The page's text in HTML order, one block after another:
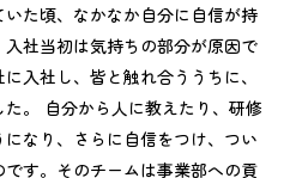
た頃、なかなか自分に自信が持
社当初は気持ちの部分が原因で
入社し、皆と触れ合ううちに、
。 自分から人に教えたり、研修
なり、さらに自信をつけ、つい
す。そのチームは事業部への貢